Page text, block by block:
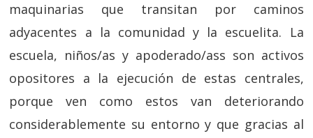
maquinarias que transitan por caminos
adyacentes a la comunidad y la escuelita. La
escuela, niños/as y apoderado/ass son activos
opositores a la ejecución de estas centrales,
porque ven como estos van deteriorando
considerablemente su entorno y que gracias al